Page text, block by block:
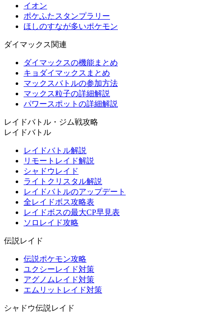
イオン
ポケふたスタンプラリー
ほしのすなが多いポケモン
ダイマックス関連
ダイマックスの機能まとめ
キョダイマックスまとめ
マックスバトルの参加方法
マックス粒子の詳細解説
パワースポットの詳細解説
レイドバトル・ジム戦攻略
レイドバトル
レイドバトル解説
リモートレイド解説
シャドウレイド
ライトクリスタル解説
レイドバトルのアップデート
全レイドボス攻略表
レイドボスの最大CP早見表
ソロレイド攻略
伝説レイド
伝説ポケモン攻略
ユクシーレイド対策
アグノムレイド対策
エムリットレイド対策
シャドウ伝説レイド